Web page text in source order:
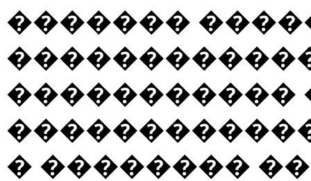
�������
�����������
� ��������